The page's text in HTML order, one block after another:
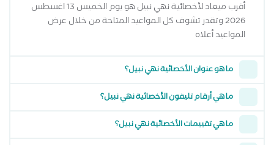
أقرب ميعاد لأخصائية نهي نبيل هو يوم الخميس 13 اغسطس
2026 وتقدر تشوف كل المواعيد المتاحة من خلال عرض
المواعيد أعلاه
ما هو عنوان الأخصائية نهي نبيل؟
ما هي أرقام تليفون الأخصائية نهي نبيل؟
ما هي تقييمات الأخصائية نهي نبيل؟